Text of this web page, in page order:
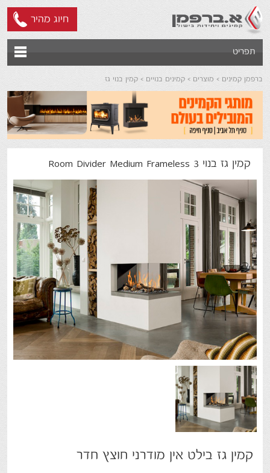
חיוג מהיר
תפריט
ברפמן קמינים מוצרים קמינים בנויים קמין בנוי גז
קמין גז בנוי Room Divider Medium Frameless 3
קמין גז בילט אין מודרני חוצץ חדר